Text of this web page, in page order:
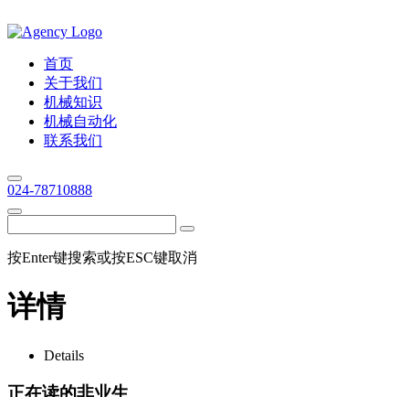
首页
关于我们
机械知识
机械自动化
联系我们
024-78710888
按Enter键搜索或按ESC键取消
详情
Details
正在读的非业生